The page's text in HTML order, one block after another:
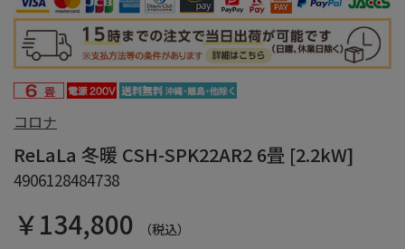
コロナ
ReLaLa 冬暖 CSH-SPK22AR2 6畳 [2.2kW]
4906128484738
￥134,800 （税込）